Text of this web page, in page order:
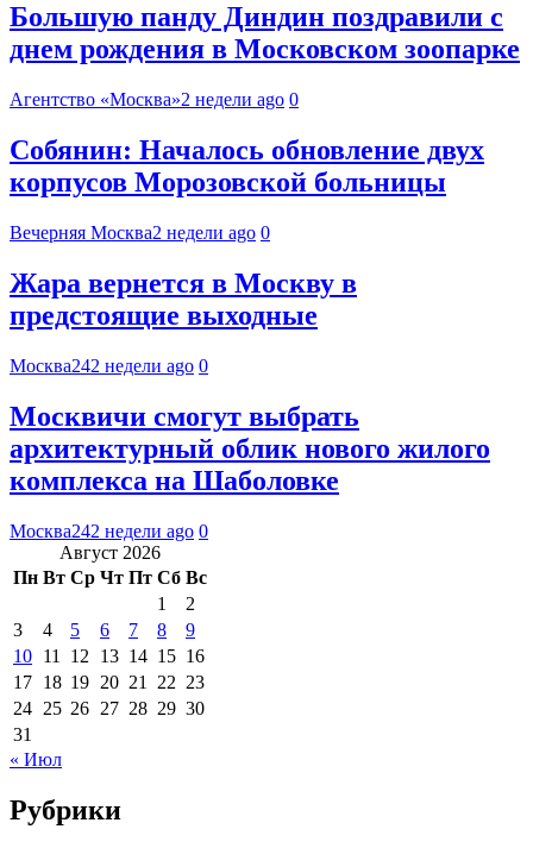
Большую панду Диндин поздравили с
днем рождения в Московском зоопарке
Агентство «Москва»2 недели ago 0
Собянин: Началось обновление двух
корпусов Морозовской больницы
Вечерняя Москва2 недели ago 0
Жара вернется в Москву в
предстоящие выходные
Москва242 недели ago 0
Москвичи смогут выбрать
архитектурный облик нового жилого
комплекса на Шаболовке
Москва242 недели ago 0
Август 2026
Пн Вт Ср Чт Пт Сб Вс
1
2
3
4 5 6 7 8
9
10 11 12 13 14 15 16
17 18 19 20 21 22 23
24 25 26 27 28 29 30
31
« Июл
Рубрики